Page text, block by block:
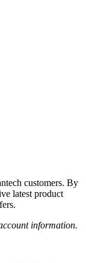
customers. By
latest product
information.